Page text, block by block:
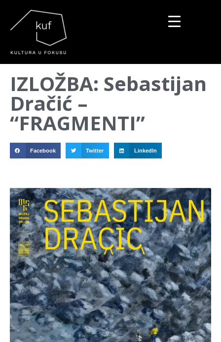
IZLOŽBA: Sebastijan
Dračić –
“FRAGMENTI”
Facebook Twitter LinkedIn
▼
▼